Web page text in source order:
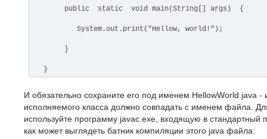
public static void main(String[] args) {
System.out.print("Hellow, world!");
}
}
И обязательно сохраните его под именем HellowWorld.java -
исполняемого класса должно совпадать с именем файла.
используйте программу javac.exe, входящую в стандартный
как может выглядеть батник компиляции этого java файла: